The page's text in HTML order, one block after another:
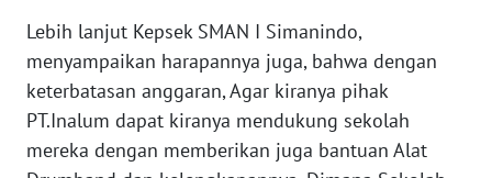
Lebih lanjut Kepsek SMAN I Simanindo,
menyampaikan harapannya juga, bahwa dengan
keterbatasan anggaran, Agar kiranya pihak
PT.Inalum dapat kiranya mendukung sekolah
mereka dengan memberikan juga bantuan Alat
SULUT
WN
MALUKU